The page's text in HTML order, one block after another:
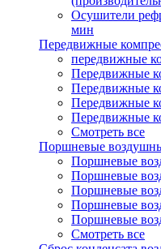
Осушители
мин
Передвижные
передвижные
Передвижные
Передвижные
Передвижные
Передвижные
Смотреть все
Поршневые
Поршневые
Поршневые
Поршневые
Поршневые
Поршневые
Смотреть все